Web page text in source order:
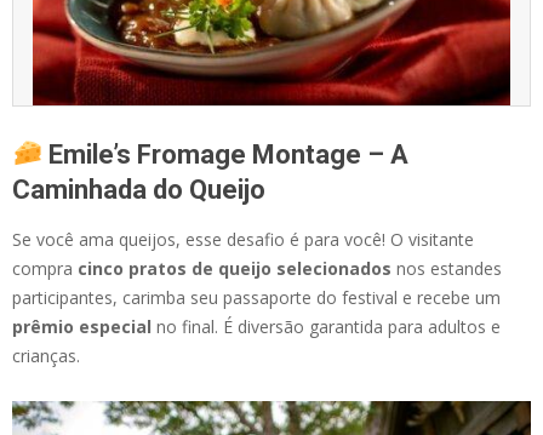
Emile’s Fromage Montage – A
Caminhada do Queijo
Se você ama queijos, esse desafio é para você! O visitante
compra cinco pratos de queijo selecionados nos estandes
participantes, carimba seu passaporte do festival e recebe um
prêmio especial no final. É diversão garantida para adultos e
crianças.